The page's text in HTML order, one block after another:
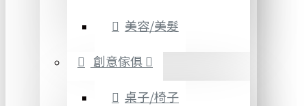
美容/美髮
創意傢俱
桌子/椅子